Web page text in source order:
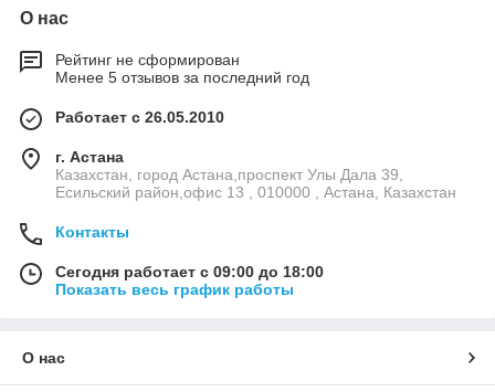
О нас
Рейтинг не сформирован
Менее 5 отзывов за последний год
Работает с 26.05.2010
г. Астана
Казахстан, город Астана,проспект Улы Дала 39,
Есильский район,офис 13 , 010000 , Астана, Казахстан
Контакты
Сегодня работает с 09:00 до 18:00
Показать весь график работы
О нас